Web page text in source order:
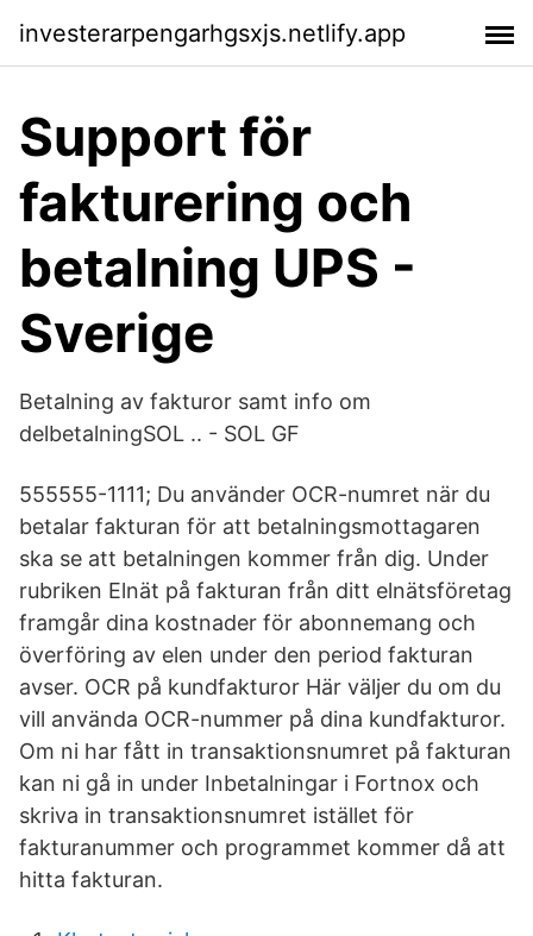
investerarpengarhgsxjs.netlify.app
Support för
fakturering och
betalning UPS -
Sverige
Betalning av fakturor samt info om
delbetalningSOL .. - SOL GF
555555-1111; Du använder OCR-numret när du
betalar fakturan för att betalningsmottagaren
ska se att betalningen kommer från dig. Under
rubriken Elnät på fakturan från ditt elnätsföretag
framgår dina kostnader för abonnemang och
överföring av elen under den period fakturan
avser. OCR på kundfakturor Här väljer du om du
vill använda OCR-nummer på dina kundfakturor.
Om ni har fått in transaktionsnumret på fakturan
kan ni gå in under Inbetalningar i Fortnox och
skriva in transaktionsnumret istället för
fakturanummer och programmet kommer då att
hitta fakturan.